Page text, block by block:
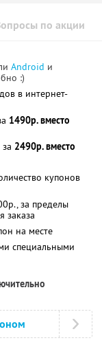
по акции
Android и
:)
в интернет-
1490р. вместо
2490р. вместо
купонов
за пределы
заказа
на месте
специальными